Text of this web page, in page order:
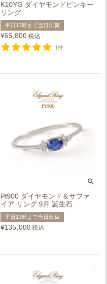
K10YG ダイヤモンドピンキー
リング
平日13時まで当日出荷
¥65,800 税込
1件
Pt900 ダイヤモンド＆サファ
イア リング 9月 誕生石
平日13時まで当日出荷
¥135,000 税込